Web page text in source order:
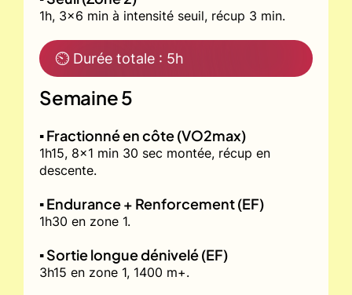
1h, 3x6 min à intensité seuil, récup 3 min.
⏲ Durée totale : 5h
Semaine 5
▪️ Fractionné en côte (VO2max)
1h15, 8x1 min 30 sec montée, récup en
descente.
▪️ Endurance + Renforcement (EF)
1h30 en zone 1.
▪️ Sortie longue dénivelé (EF)
3h15 en zone 1, 1400 m+.